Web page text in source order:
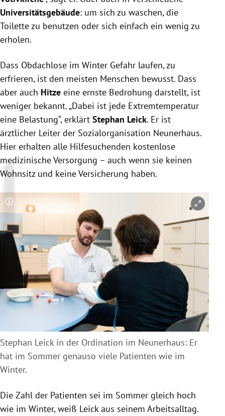
Universitätsgebäude: um sich zu waschen, die
Toilette zu benutzen oder sich einfach ein wenig zu
erholen.
Dass Obdachlose im Winter Gefahr laufen, zu
erfrieren, ist den meisten Menschen bewusst. Dass
aber auch Hitze eine ernste Bedrohung darstellt, ist
weniger bekannt. „Dabei ist jede Extremtemperatur
eine Belastung“, erklärt Stephan Leick. Er ist
ärztlicher Leiter der Sozialorganisation Neunerhaus.
Hier erhalten alle Hilfesuchenden kostenlose
medizinische Versorgung – auch wenn sie keinen
Wohnsitz und keine Versicherung haben.
Copyright-Hinweis öffnen/schließen
Stephan Leick in der Ordination im Neunerhaus: Er
hat im Sommer genauso viele Patienten wie im
Winter.
Die Zahl der Patienten sei im Sommer gleich hoch
wie im Winter, weiß Leick aus seinem Arbeitsalltag.